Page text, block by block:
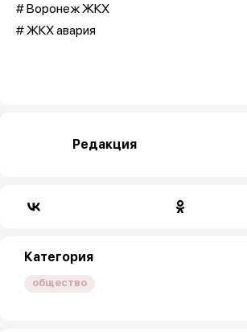
# Воронеж ЖКХ
# ЖКХ авария
Редакция
Категория
общество